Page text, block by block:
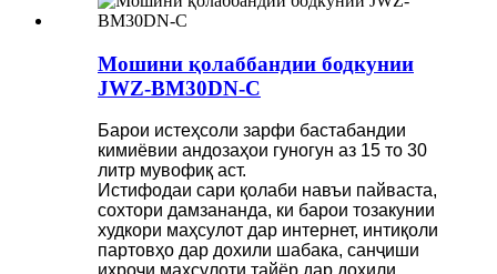
Мошини қолаббандии бодкунии
JWZ-BM30DN-C
Барои истеҳсоли зарфи бастабандии
кимиёвии андозаҳои гуногун аз 15 то 30
литр мувофиқ аст.
Истифодаи сари қолаби навъи пайваста,
сохтори дамзананда, ки барои тозакунии
худкори маҳсулот дар интернет, интиқоли
партовҳо дар дохили шабака, санҷиши